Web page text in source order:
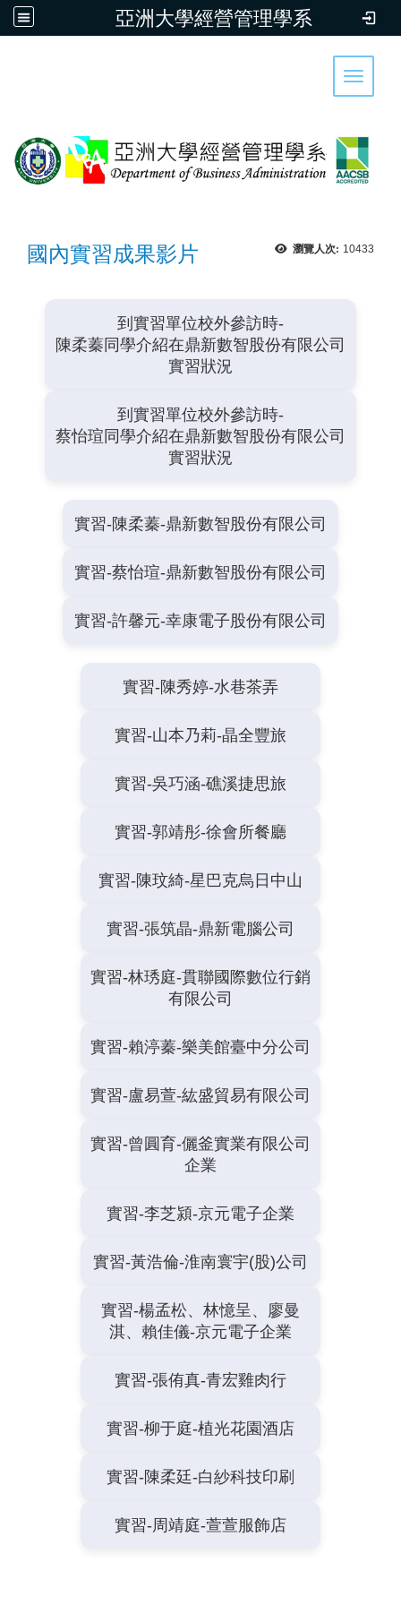
亞洲大學經營管理學系
首頁 管理暨社會科學學院|行事曆|聯絡我們| Sitemap
Toggle
瀏覽人次: 10433
國內實習成果影片
到實習單位校外參訪時-
陳柔蓁同學介紹在鼎新數智股份有限公司
實習狀況
到實習單位校外參訪時-
蔡怡瑄同學介紹在鼎新數智股份有限公司
實習狀況
實習-陳柔蓁-鼎新數智股份有限公司
實習-蔡怡瑄-鼎新數智股份有限公司
實習-許馨元-幸康電子股份有限公司
實習-陳秀婷-水巷茶弄
實習-山本乃莉-晶全豐旅
實習-吳巧涵-礁溪捷思旅
實習-郭靖彤-徐會所餐廳
實習-陳玟綺-星巴克烏日中山
實習-張筑晶-鼎新電腦公司
實習-林琇庭-貫聯國際數位行銷
有限公司
實習-賴渟蓁-樂美館臺中分公司
實習-盧易萱-紘盛貿易有限公司
實習-曾圓育-儷釜實業有限公司
企業
實習-李芝潁-京元電子企業
實習-黃浩倫-淮南寰宇(股)公司
實習-楊孟松、林憶呈、廖曼
淇、賴佳儀-京元電子企業
實習-張侑真-青宏雞肉行
實習-柳于庭-植光花園酒店
實習-陳柔廷-白紗科技印刷
實習-周靖庭-萱萱服飾店